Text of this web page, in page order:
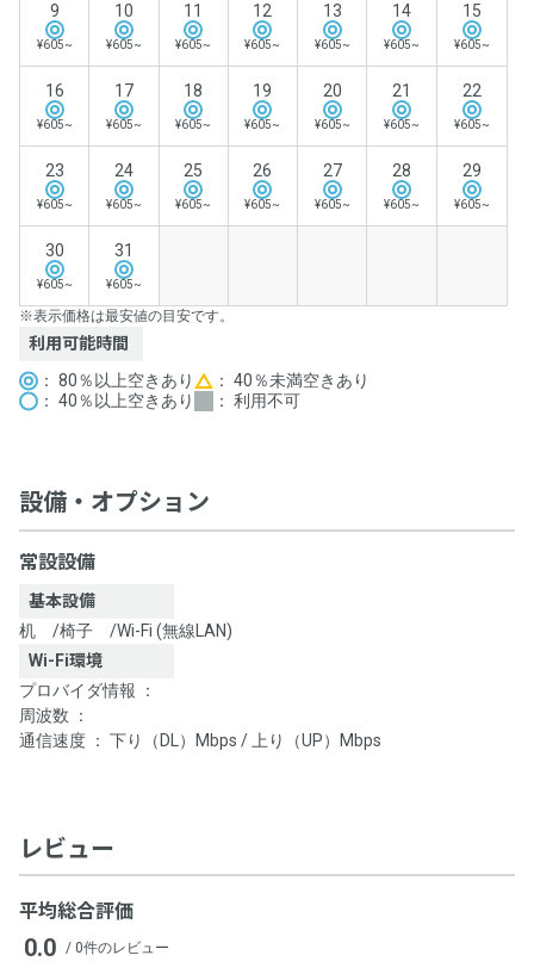
9
¥605~
10
¥605~
11
¥605~
12
¥605~
13
¥605~
14
¥605~
15
¥605~
16
¥605~
17
¥605~
18
¥605~
19
¥605~
20
¥605~
21
¥605~
22
¥605~
23
¥605~
24
¥605~
25
¥605~
26
¥605~
27
¥605~
28
¥605~
29
¥605~
30
¥605~
31
¥605~
※表示価格は最安値の目安です。
利用可能時間
： 80％以上空きあり
： 40％以上空きあり
： 40％未満空きあり
： 利用不可
設備・オプション
常設設備
基本設備
机 /椅子 /Wi-Fi (無線LAN)
Wi-Fi環境
プロバイダ情報 ：
周波数 ：
通信速度 ： 下り（DL）Mbps / 上り（UP）Mbps
レビュー
平均総合評価
0.0 / 0件のレビュー